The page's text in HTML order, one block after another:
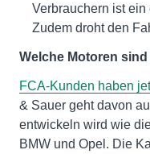
Verbrauchern ist
Zudem droht den
Welche Motoren
FCA-Kunden haben
& Sauer geht davon
entwickeln wird wie
BMW und Opel. Die